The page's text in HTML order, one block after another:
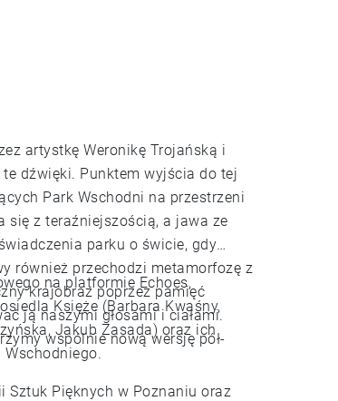
artystkę Weronikę Trojańską i
dźwięki. Punktem wyjścia do tej
Park Wschodni na przestrzeni
się z teraźniejszością, a jawa ze
parku o świcie, gdy
również przechodzi metamorfozę z
krajobraz poprzez pamięć
ją naszymi głosami i ciałami.
wspólnie nową wersję pół-
na platformie Echoes,
Księże (Barbara Kwaśny,
Jakub Zasada) oraz ich
Pięknych w Poznaniu oraz